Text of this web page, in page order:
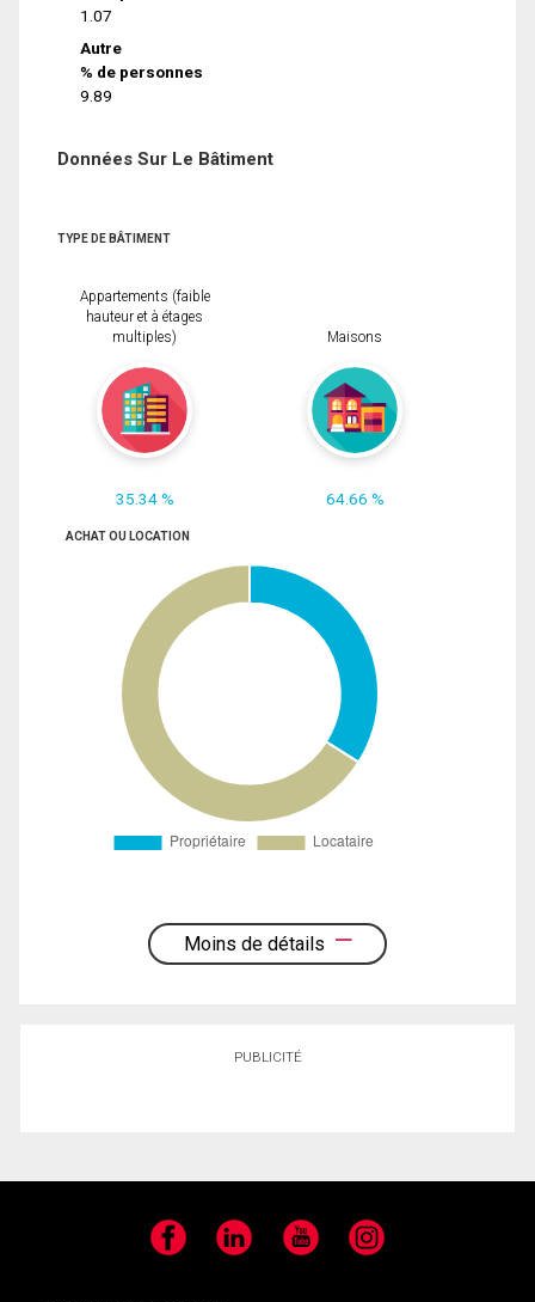
1.07
Autre
% de personnes
9.89
Données Sur Le Bâtiment
TYPE DE BÂTIMENT
Appartements (faible
hauteur et à étages
multiples)
35.34 %
Maisons
64.66 %
ACHAT OU LOCATION
Moins de détails
PUBLICITÉ
Facebook LinkedIn YouTube Instagram